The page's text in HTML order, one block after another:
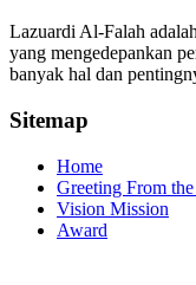
Lazuardi Al-Falah
yang mengedepankan
banyak hal dan
Sitemap
Home
Greeting From
Vision Mission
Award